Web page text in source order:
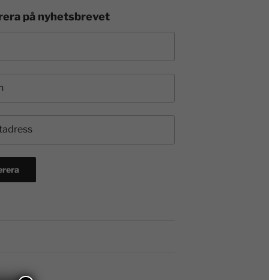
på nyhetsbrevet